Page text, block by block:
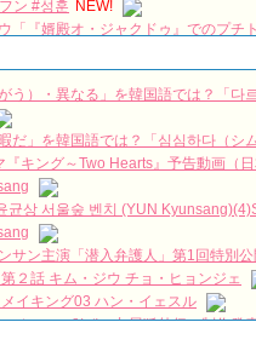
ン #성훈 NEW!
「『婿殿オ・ジャクドゥ』でのプ
ブリー・ホラーブリー」放送前に炎
❤️🤭😜 #crazylove #krystaljung
순간 지성 도움으로 ‘도주 성공’ 《
るその時』オリックス劇場 昼の部
한혜진 – (선공개) 강남 3대 얼짱 출
EP.18
– ソンヘギョ キスまとめ
한혜진 – Still We (여전히 우리는)
ン・ マーズ」2019年11月2日
Behind The Scene Hyun Bin 현빈❤️
がう）・異なる」を韓国語では？「
暇だ」を韓国語では？「심심하다（
『キング～Two Hearts』予告動画（
균상 서울숲 벤치 (YUN
サン主演「潜入弁護人」第1回特別公
２話 キム・ジウ チョ・ヒョンジェ
イキング03 ハン・イェスル
ンジェ 조현재 九尾狐外伝 制作発